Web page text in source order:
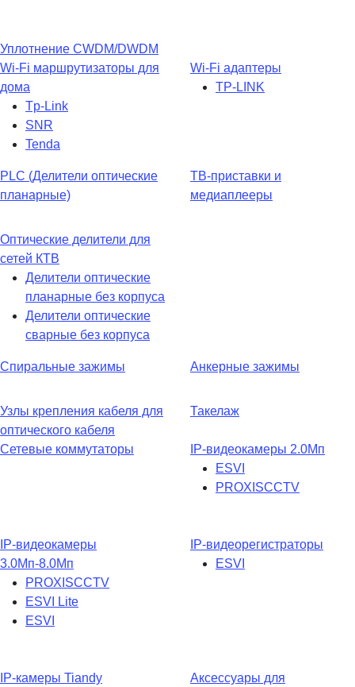
Уплотнение CWDM/DWDM
Wi-Fi маршрутизаторы для
дома
Tp-Link
SNR
Tenda
Wi-Fi адаптеры
TP-LINK
PLC (Делители оптические
планарные)
ТВ-приставки и
медиаплееры
Оптические делители для
сетей КТВ
Делители оптические
планарные без корпуса
Делители оптические
сварные без корпуса
Спиральные зажимы Анкерные зажимы
Узлы крепления кабеля для
оптического кабеля
Такелаж
Сетевые коммутаторы
IP-видеокамеры 2.0Мп
ESVI
PROXISCCTV
IP-видеокамеры
3.0Мп-8.0Мп
PROXISCCTV
ESVI Lite
ESVI
IP-видеорегистраторы
ESVI
IP-камеры Tiandy Аксессуары для